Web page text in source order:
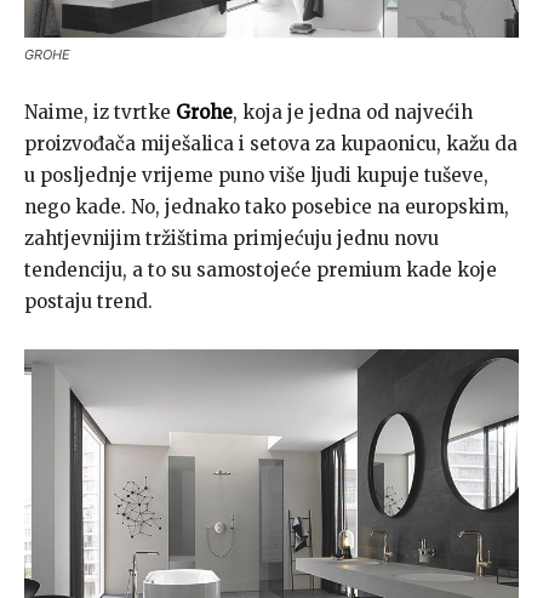
GROHE
Naime, iz tvrtke Grohe, koja je jedna od najvećih
proizvođača miješalica i setova za kupaonicu, kažu da
u posljednje vrijeme puno više ljudi kupuje tuševe,
nego kade. No, jednako tako posebice na europskim,
zahtjevnijim tržištima primjećuju jednu novu
tendenciju, a to su samostojeće premium kade koje
postaju trend.